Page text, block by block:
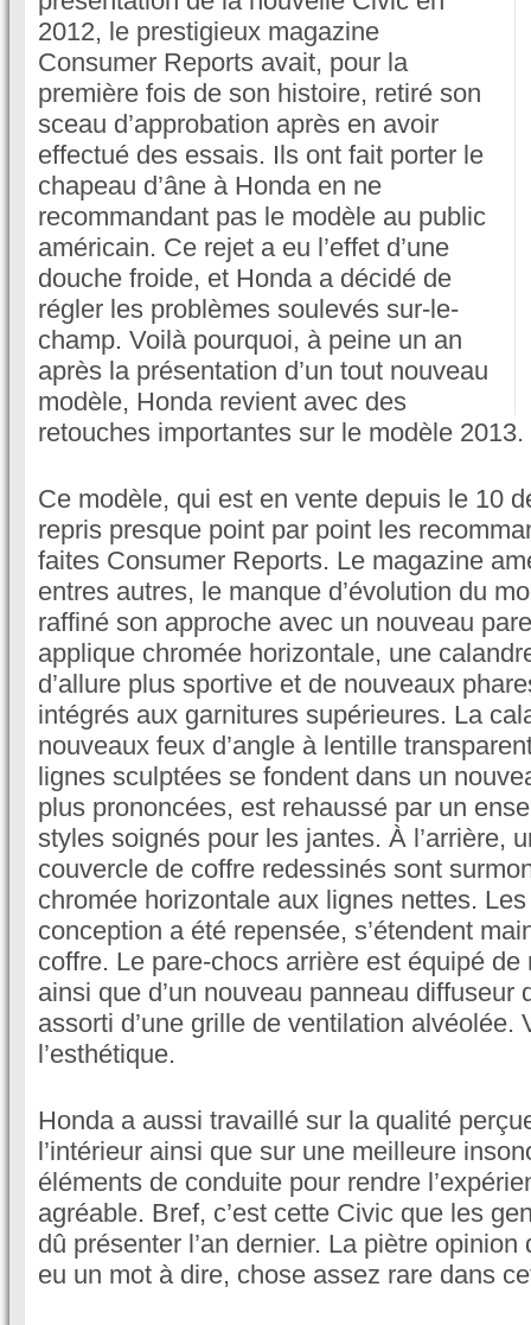
2012, le prestigieux magazine
Consumer Reports avait, pour la
première fois de son histoire, retiré son
sceau d’approbation après en avoir
effectué des essais. Ils ont fait porter le
chapeau d’âne à Honda en ne
recommandant pas le modèle au public
américain. Ce rejet a eu l’effet d’une
douche froide, et Honda a décidé de
régler les problèmes soulevés sur-le-
champ. Voilà pourquoi, à peine un an
après la présentation d’un tout nouveau
modèle, Honda revient avec des
retouches importantes sur le modèle 2013.
Ce modèle, qui est en vente depuis le 10
repris presque point par point les
faites Consumer Reports. Le magazine
entres autres, le manque d’évolution du
raffiné son approche avec un nouveau
applique chromée horizontale, une
d’allure plus sportive et de nouveaux
intégrés aux garnitures supérieures. La
nouveaux feux d’angle à lentille
lignes sculptées se fondent dans un
plus prononcées, est rehaussé par un
styles soignés pour les jantes. À l’arrière,
couvercle de coffre redessinés sont
chromée horizontale aux lignes nettes.
conception a été repensée, s’étendent
coffre. Le pare-chocs arrière est équipé
ainsi que d’un nouveau panneau diffuseur
assorti d’une grille de ventilation alvéolée.
l’esthétique.
Honda a aussi travaillé sur la qualité
l’intérieur ainsi que sur une meilleure
éléments de conduite pour rendre
agréable. Bref, c’est cette Civic que les
dû présenter l’an dernier. La piètre
eu un mot à dire, chose assez rare dans